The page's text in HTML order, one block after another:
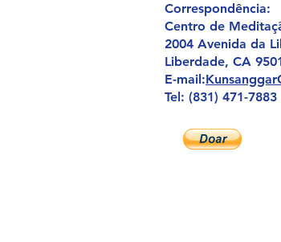
Correspondência:
Centro de
2004 Avenida da
Liberdade, CA
E-mail:
Tel: (831) 471-7883